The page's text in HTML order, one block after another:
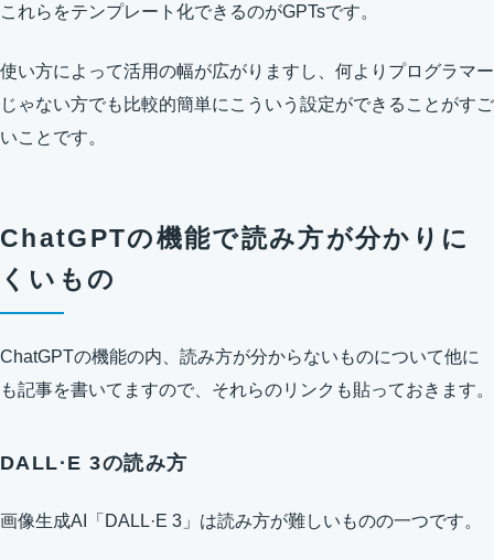
これらをテンプレート化できるのがGPTsです。
使い方によって活用の幅が広がりますし、何よりプログラマー
じゃない方でも比較的簡単にこういう設定ができることがすご
いことです。
ChatGPTの機能で読み方が分かりに
くいもの
ChatGPTの機能の内、読み方が分からないものについて他に
も記事を書いてますので、それらのリンクも貼っておきます。
DALL·E 3の読み方
画像生成AI「DALL·E 3」は読み方が難しいものの一つです。